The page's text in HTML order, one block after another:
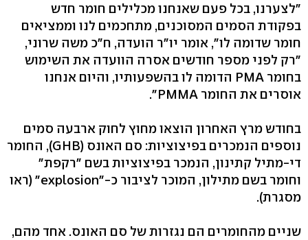
"לצערנו, בכל פעם שאנחנו מכלילים חומר חדש
בפקודת הסמים המסוכנים, מתחכמים לנו וממציאים
חומר שדומה לו", אומר יו"ר הועדה, ח"כ משה שרוני,
"רק לפני מספר חודשים אסרה הוועדה את השימוש
בחומר PMA הדומה לו בהשפעותיו, והיום אנחנו
אוסרים את החומר PMMA".
בחודש מרץ האחרון הוצאו מחוץ לחוק ארבעה סמים
נוספים הנמכרים בפיצוציות: סם האונס (GHB), החומר
די-מתיל קתינון, הנמכר בפיצוציות בשם "רקפת"
וחומר בשם מתילון, המוכר לציבור כ-"explosion" (ראו
מסגרת).
שניים מהחומרים הם נגזרות של סם האונס. אחד מהם,